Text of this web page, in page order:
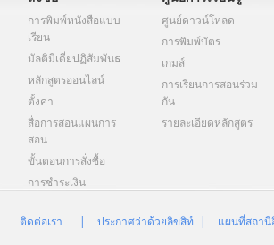
การพิมพ์หนังสือแบบ
เรียน
มัลติมีเดี่ยปฏิสัมพันธ
หลักสูตรออนไลน์
ตั้งค่า
สื่อการสอนแผนการ
สอน
ขั้นตอนการสั่งซื้อ
การชําระเงิน
ศูนย์ดาวน์โหลด
การพิมพ์บัตร
เกมส์
การเรียนการสอนร่วม
กัน
รายละเอียดหลักสูตร
ติดต่อเรา | ประกาศว่าด้วยลิขสิท์ | แผนที่สถานี